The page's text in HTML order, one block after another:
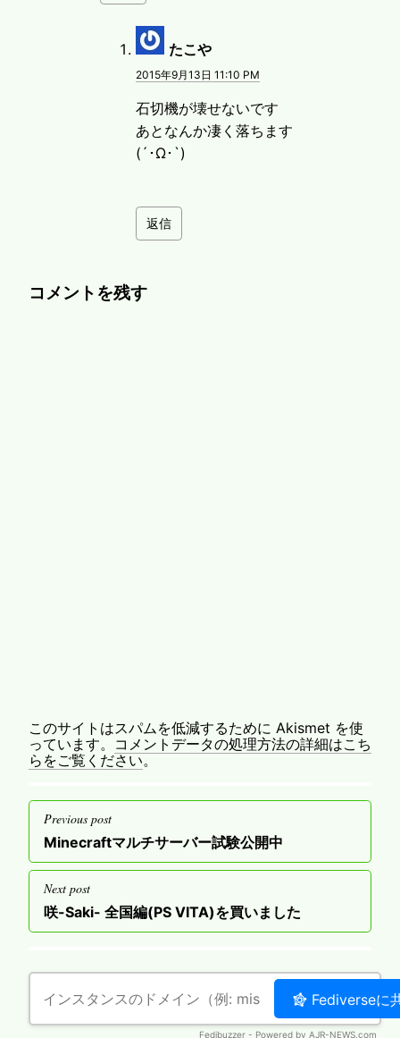
たこや
2015年9月13日 11:10 PM
石切機が壊せないです
あとなんか凄く落ちます
(´･Ω･`)
返信
コメントを残す
このサイトはスパムを低減するために Akismet を使
っています。 コメントデータの処理方法の詳細はこち
らをご覧ください。
投
稿
ナ
ビ
ゲ
ー
ョ
ン
Previous post
Previous
Minecraftマルチサーバー試験公開中
Next post
Next
咲-Saki- 全国編(PS VITA)を買いました